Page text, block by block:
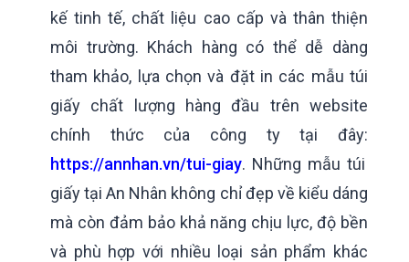
kế tinh tế, chất liệu cao cấp và thân thiện
môi trường. Khách hàng có thể dễ dàng
tham khảo, lựa chọn và đặt in các mẫu túi
giấy chất lượng hàng đầu trên website
chính thức của công ty tại đây:
https://annhan.vn/tui-giay. Những mẫu túi
giấy tại An Nhân không chỉ đẹp về kiểu dáng
mà còn đảm bảo khả năng chịu lực, độ bền
và phù hợp với nhiều loại sản phẩm khác